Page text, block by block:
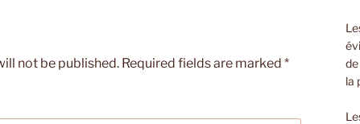
not be published. Required fields are marked *
la